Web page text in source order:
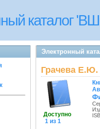
каталог
Электронный
Грачева
Доступно
1 из 1